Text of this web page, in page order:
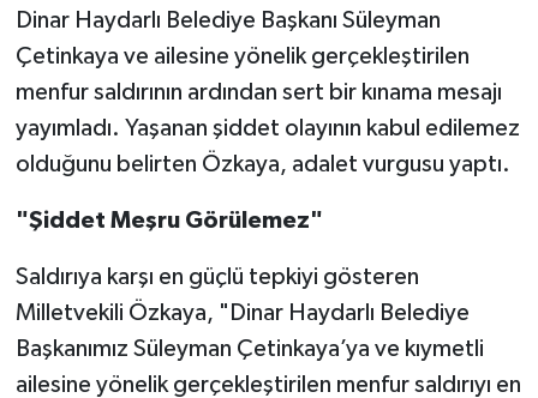
Dinar Haydarlı Belediye Başkanı Süleyman
Çetinkaya ve ailesine yönelik gerçekleştirilen
menfur saldırının ardından sert bir kınama mesajı
yayımladı. Yaşanan şiddet olayının kabul edilemez
olduğunu belirten Özkaya, adalet vurgusu yaptı.
"Şiddet Meşru Görülemez"
Saldırıya karşı en güçlü tepkiyi gösteren
Milletvekili Özkaya, "Dinar Haydarlı Belediye
Başkanımız Süleyman Çetinkaya’ya ve kıymetli
ailesine yönelik gerçekleştirilen menfur saldırıyı en